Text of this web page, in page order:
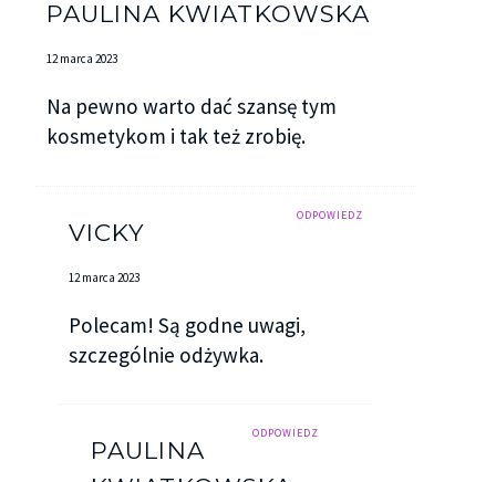
PAULINA KWIATKOWSKA
12 marca 2023
Na pewno warto dać szansę tym
kosmetykom i tak też zrobię.
ODPOWIEDZ
VICKY
12 marca 2023
Polecam! Są godne uwagi,
szczególnie odżywka.
ODPOWIEDZ
PAULINA